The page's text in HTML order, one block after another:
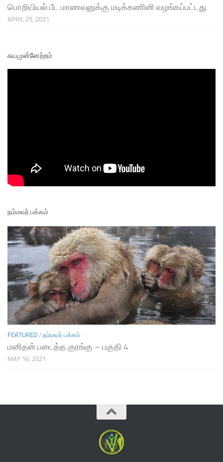
பொறியியல் பீட மாணவனுக்கு மடிக்கணினி வழங்கப்பட்டது.
APRIL 25, 2021
சுயமுன்னேற்றம்
நம்மவர் பக்கம்
FEATURED / நம்மவர் பக்கம்
மனிதன் படைத்த குரங்கு – பகுதி 4
MAY 16, 2021